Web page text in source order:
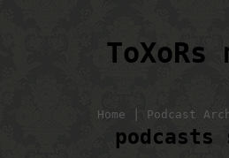
ToXoRs
Home Podcast
podcasts